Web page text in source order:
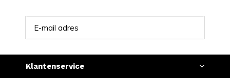
Klantenservice